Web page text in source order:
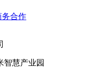
务合作
智慧产业园